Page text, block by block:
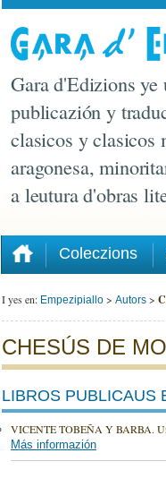
Gara d'Edizions
publicazión y
clasicos y clasicos
aragonesa,
a leutura d'obras
Coleczions
I yes en: Empezipiallo > Autors >
CHESÚS DE
LIBROS PUBLICAUS
VICENTE TOBEÑA Y BARBA.
Más informazión